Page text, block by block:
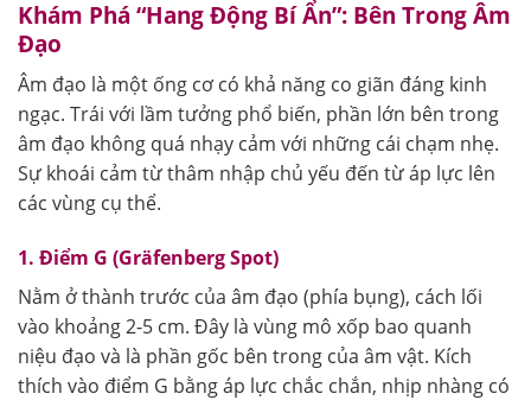
Khám Phá “Hang Động Bí Ẩn”: Bên Trong Âm
Đạo
Âm đạo là một ống cơ có khả năng co giãn đáng kinh
ngạc. Trái với lầm tưởng phổ biến, phần lớn bên trong
âm đạo không quá nhạy cảm với những cái chạm nhẹ.
Sự khoái cảm từ thâm nhập chủ yếu đến từ áp lực lên
các vùng cụ thể.
1. Điểm G (Gräfenberg Spot)
Nằm ở thành trước của âm đạo (phía bụng), cách lối
vào khoảng 2-5 cm. Đây là vùng mô xốp bao quanh
niệu đạo và là phần gốc bên trong của âm vật. Kích
thích vào điểm G bằng áp lực chắc chắn, nhịp nhàng có